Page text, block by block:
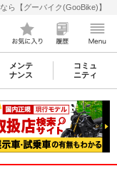
ら【グーバイク(GooBike)】
メンテ
ナンス
コミュ
ニティ